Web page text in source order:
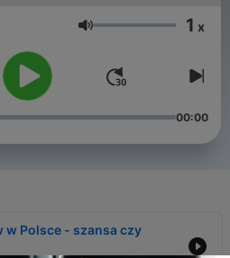
Głośność 1 x
00:00
Polsce - szansa czy